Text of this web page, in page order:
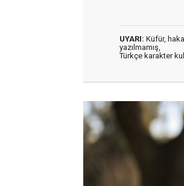
UYARI: Küfür,
yazılmamış,
Türkçe karakter